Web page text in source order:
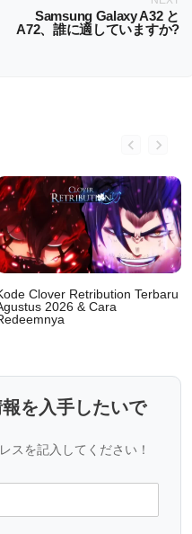
Samsung Galaxy A32 と
A72、誰に適していますか?
Clover Retribution Terbaru
2026 & Cara
を入手したいで
スを記入してください！